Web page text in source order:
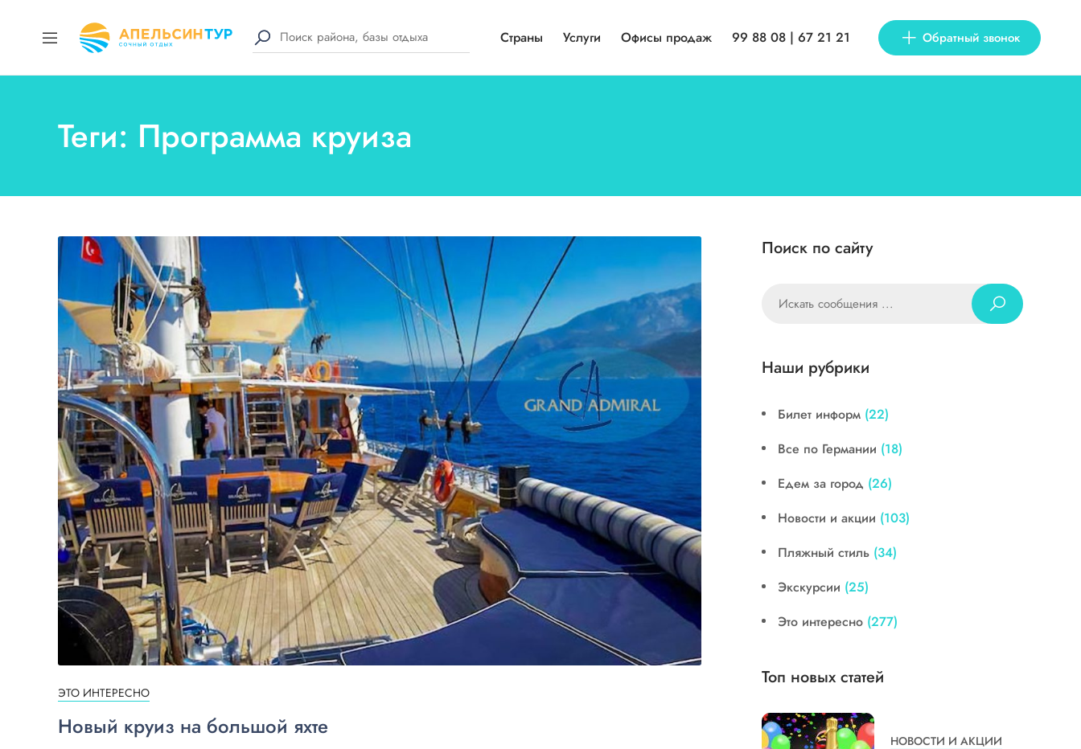
Страны Услуги Офисы продаж 99 88 08 | 67 21 21 Обратный звонок
Теги: Программа круиза
ЭТО ИНТЕРЕСНО
Новый круиз на большой яхте
Поиск по сайту
Наши рубрики
Билет информ (22)
Все по Германии (18)
Едем за город (26)
Новости и акции (103)
Пляжный стиль (34)
Экскурсии (25)
Это интересно (277)
Топ новых статей
НОВОСТИ И АКЦИИ